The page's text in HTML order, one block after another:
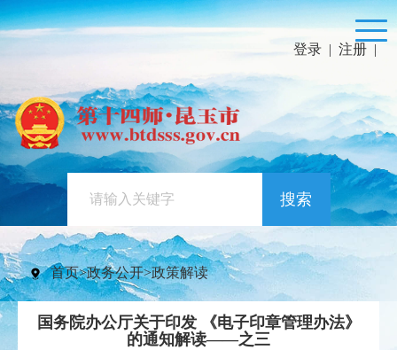
登录 | 注册 |
搜索
首页>政务公开>政策解读
国务院办公厅关于印发 《电子印章管理办法》
的通知解读——之三